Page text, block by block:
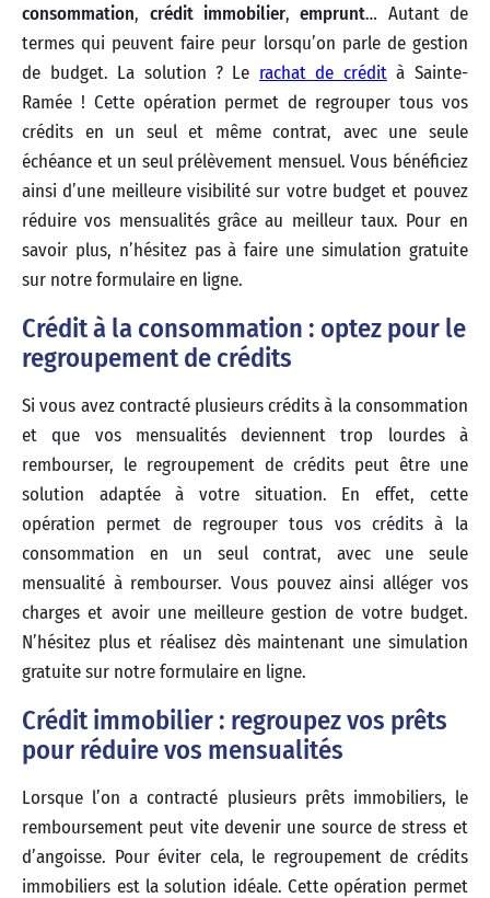
consommation, crédit immobilier,emprunt… Autant de
termes qui peuvent faire peur lorsqu’on parle de gestion
de budget. La solution ? Le rachat de crédità Sainte-
Ramée ! Cette opération permet de regrouper tous vos
crédits en un seul et même contrat, avec une seule
échéance et un seul prélèvement mensuel. Vous bénéficiez
ainsi d’une meilleure visibilité sur votre budget et pouvez
réduire vos mensualités grâce au meilleur taux. Pour en
savoir plus, n’hésitez pas à faire une simulation gratuite
sur notre formulaire en ligne.
Crédit à la consommation : optez pour le
regroupement de crédits
Si vous avez contracté plusieurs crédits à la consommation
et que vos mensualités deviennent trop lourdes à
rembourser, le regroupement de crédits peut être une
solution adaptée à votre situation. En effet, cette
opération permet de regrouper tous vos crédits à la
consommation en un seul contrat, avec une seule
mensualité à rembourser. Vous pouvez ainsi alléger vos
charges et avoir une meilleure gestion de votre budget.
N’hésitez plus et réalisez dès maintenant une simulation
gratuite sur notre formulaire en ligne.
Crédit immobilier : regroupez vos prêts
pour réduire vos mensualités
Lorsque l’on a contracté plusieurs prêts immobiliers, le
remboursement peut vite devenir une source de stress et
d’angoisse. Pour éviter cela, le regroupement de crédits
immobiliers est la solution idéale. Cette opération permet